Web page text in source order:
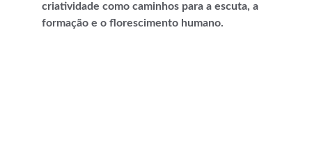
criatividade como caminhos para a escuta, a
formação e o florescimento humano.